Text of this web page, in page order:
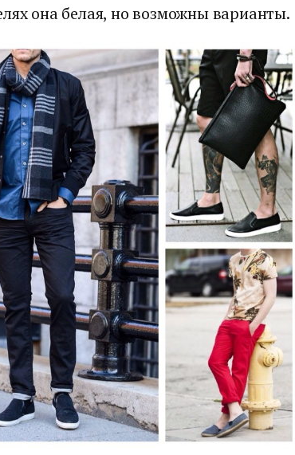
она белая, но возможны варианты.